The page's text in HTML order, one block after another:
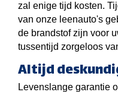
zal enige tijd kosten.
van onze leenauto's
de brandstof zijn voor
tussentijd zorgeloos
Altijd
Levenslange garantie